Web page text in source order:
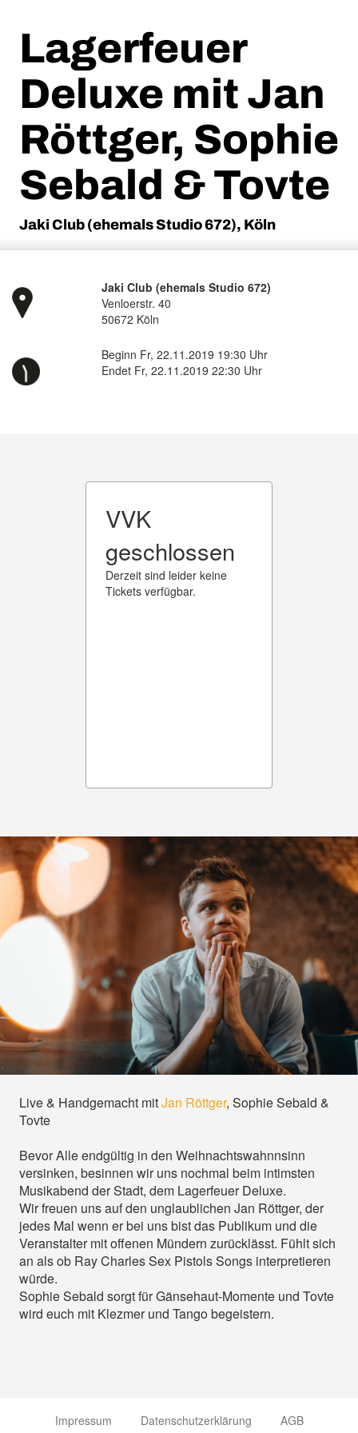
Lagerfeuer
Deluxe mit Jan
Röttger, Sophie
Sebald & Tovte
Jaki Club (ehemals Studio 672), Köln
Jaki Club (ehemals Studio 672)
Venloerstr. 40
50672 Köln
Beginn Fr, 22.11.2019 19:30 Uhr
Endet Fr, 22.11.2019 22:30 Uhr
VVK
geschlossen
Derzeit sind leider keine
Tickets verfügbar.
Live & Handgemacht mitJan Röttger, Sophie Sebald &
Tovte
Bevor Alle endgültig in den Weihnachtswahnnsinn
versinken, besinnen wir uns nochmal beim intimsten
Musikabend der Stadt, dem Lagerfeuer Deluxe.
Wir freuen uns auf den unglaublichen Jan Röttger, der
jedes Mal wenn er bei uns bist das Publikum und die
Veranstalter mit offenen Mündern zurücklässt. Fühlt sich
an als ob Ray Charles Sex Pistols Songs interpretieren
würde.
Sophie Sebald sorgt für Gänsehaut-Momente und Tovte
wird euch mit Klezmer und Tango begeistern.
Impressum Datenschutzerklärung AGB